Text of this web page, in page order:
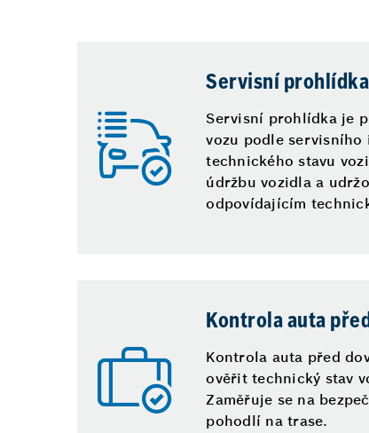
Servisní prohlídka
Servisní prohlídka je
vozu podle servisního
technického stavu
údržbu vozidla a
odpovídajícím
Kontrola auta
Kontrola auta před
ověřit technický stav
Zaměřuje se na
pohodlí na trase.